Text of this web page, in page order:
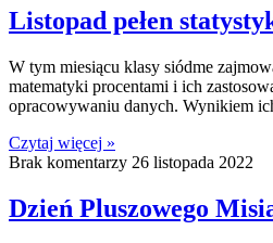
Listopad pełen
W tym miesiącu klasy siódme
matematyki procentami i ich
opracowywaniu danych. Wynikiem
Czytaj więcej »
Brak komentarzy 26 listopada 2022
Dzień Pluszowego